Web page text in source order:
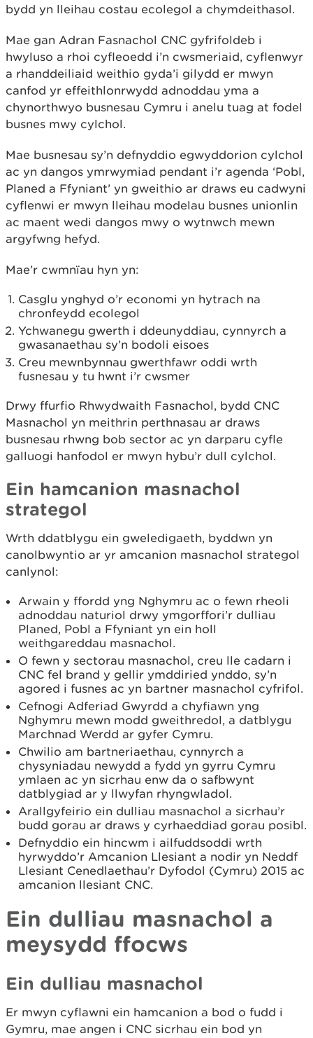
bydd yn lleihau costau ecolegol a chymdeithasol.
Mae gan Adran Fasnachol CNC gyfrifoldeb i
hwyluso a rhoi cyfleoedd i’n cwsmeriaid, cyflenwyr
a rhanddeiliaid weithio gyda’i gilydd er mwyn
canfod yr effeithlonrwydd adnoddau yma a
chynorthwyo busnesau Cymru i anelu tuag at fodel
busnes mwy cylchol.
Mae busnesau sy’n defnyddio egwyddorion cylchol
ac yn dangos ymrwymiad pendant i’r agenda ‘Pobl,
Planed a Ffyniant’ yn gweithio ar draws eu cadwyni
cyflenwi er mwyn lleihau modelau busnes unionlin
ac maent wedi dangos mwy o wytnwch mewn
argyfwng hefyd.
Mae’r cwmnïau hyn yn:
Casglu ynghyd o’r economi yn hytrach na
chronfeydd ecolegol
Ychwanegu gwerth i ddeunyddiau, cynnyrch a
gwasanaethau sy’n bodoli eisoes
Creu mewnbynnau gwerthfawr oddi wrth
fusnesau y tu hwnt i’r cwsmer
Drwy ffurfio Rhwydwaith Fasnachol, bydd CNC
Masnachol yn meithrin perthnasau ar draws
busnesau rhwng bob sector ac yn darparu cyfle
galluogi hanfodol er mwyn hybu’r dull cylchol.
Ein hamcanion masnachol
strategol
Wrth ddatblygu ein gweledigaeth, byddwn yn
canolbwyntio ar yr amcanion masnachol strategol
canlynol:
Arwain y ffordd yng Nghymru ac o fewn rheoli
adnoddau naturiol drwy ymgorffori’r dulliau
Planed, Pobl a Ffyniant yn ein holl
weithgareddau masnachol.
O fewn y sectorau masnachol, creu lle cadarn i
CNC fel brand y gellir ymddiried ynddo, sy’n
agored i fusnes ac yn bartner masnachol cyfrifol.
Cefnogi Adferiad Gwyrdd a chyfiawn yng
Nghymru mewn modd gweithredol, a datblygu
Marchnad Werdd ar gyfer Cymru.
Chwilio am bartneriaethau, cynnyrch a
chysyniadau newydd a fydd yn gyrru Cymru
ymlaen ac yn sicrhau enw da o safbwynt
datblygiad ar y llwyfan rhyngwladol.
Arallgyfeirio ein dulliau masnachol a sicrhau’r
budd gorau ar draws y cyrhaeddiad gorau posibl.
Defnyddio ein hincwm i ailfuddsoddi wrth
hyrwyddo’r Amcanion Llesiant a nodir yn Neddf
Llesiant Cenedlaethau’r Dyfodol (Cymru) 2015 ac
amcanion llesiant CNC.
Ein dulliau masnachol a
meysydd ffocws
Ein dulliau masnachol
Er mwyn cyflawni ein hamcanion a bod o fudd i
Gymru, mae angen i CNC sicrhau ein bod yn